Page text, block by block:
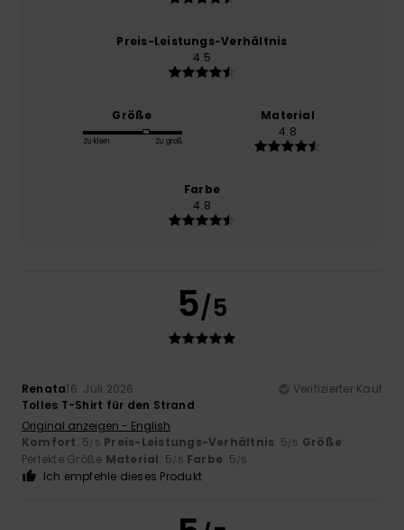
Preis-Leistungs-Verhältnis
4.5
Größe
Zu klein Zu groß
Material
4.8
Farbe
4.8
5/5
Renata16. Juli 2026
Verifizierter Kauf
Tolles T-Shirt für den Strand
Original anzeigen - English
Komfort: 5/5 Preis-Leistungs-Verhältnis: 5/5 Größe:
Perfekte Größe Material: 5/5 Farbe: 5/5
Ich empfehle dieses Produkt